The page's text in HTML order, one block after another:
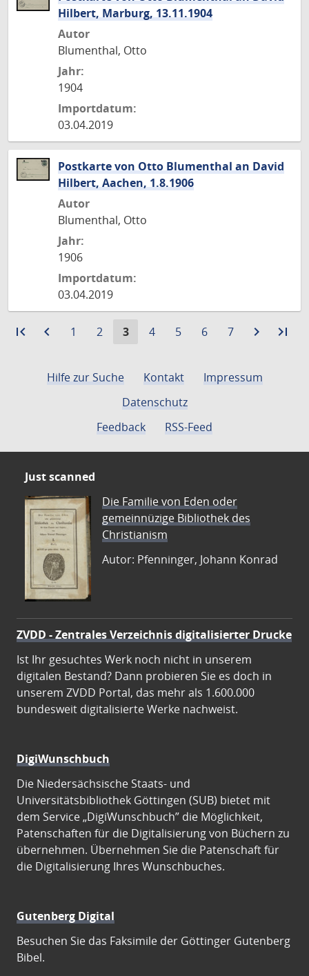
Hilbert, Marburg, 13.11.1904
Autor
Blumenthal, Otto
Jahr:
1904
Importdatum:
03.04.2019
Postkarte von Otto Blumenthal an David
Hilbert, Aachen, 1.8.1906
Autor
Blumenthal, Otto
Jahr:
1906
Importdatum:
03.04.2019
first_page
Zurnavigate_before
ZurGehe
1
Gehe
2
Aktuelle
3
Gehe
4
Gehe
5
Gehe
6
Gehe
7 navigate_next
Zurlast_page
Hilfe zur Suche
Kontakt
Impressum
Datenschutz
Feedback
RSS-Feed
Just scanned
Die Familie von Eden oder
gemeinnüzige Bibliothek des
Christianism
Autor: Pfenninger, Johann Konrad
ZVDD - Zentrales Verzeichnis digitalisierter Drucke
Ist Ihr gesuchtes Werk noch nicht in unserem
digitalen Bestand? Dann probieren Sie es doch in
unserem ZVDD Portal, das mehr als 1.600.000
bundesweit digitalisierte Werke nachweist.
DigiWunschbuch
Die Niedersächsische Staats- und
Universitätsbibliothek Göttingen (SUB) bietet mit
dem Service „DigiWunschbuch” die Möglichkeit,
Patenschaften für die Digitalisierung von Büchern zu
übernehmen. Übernehmen Sie die Patenschaft für
die Digitalisierung Ihres Wunschbuches.
Gutenberg Digital
Besuchen Sie das Faksimile der Göttinger Gutenberg
Bibel.